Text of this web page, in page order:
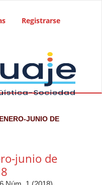
Registrarse
JUNIO DE
junio de